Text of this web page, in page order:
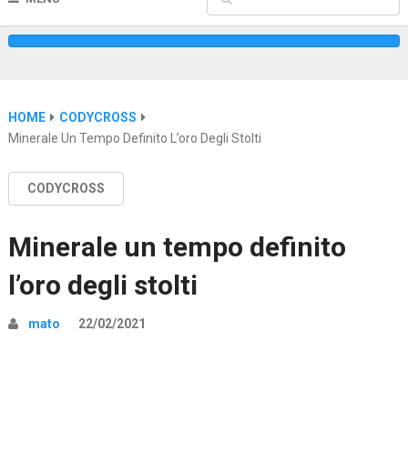
HOME
CODYCROSS
Minerale Un Tempo Definito L’oro Degli Stolti
CODYCROSS
Minerale un tempo definito
l’oro degli stolti
mato 22/02/2021